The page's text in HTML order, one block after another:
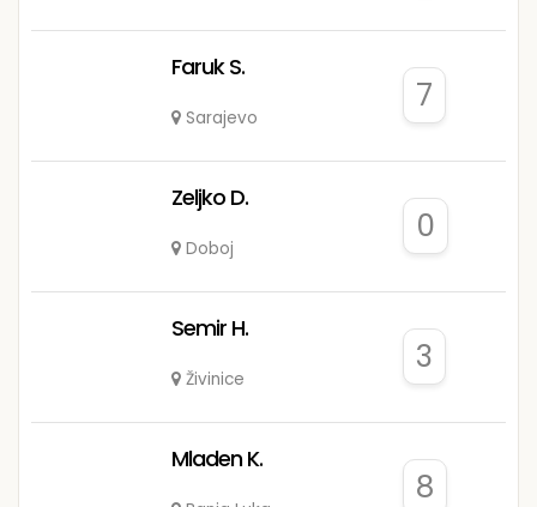
Faruk S.
Sarajevo
7
Zeljko D.
Doboj
0
Semir H.
Živinice
3
Mladen K.
8